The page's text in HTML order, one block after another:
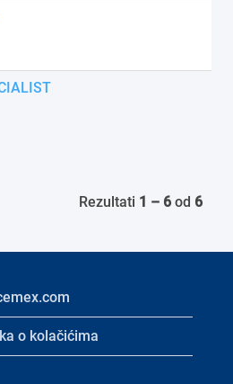
Rezultati 1 – 6 od 6
o kolačićima